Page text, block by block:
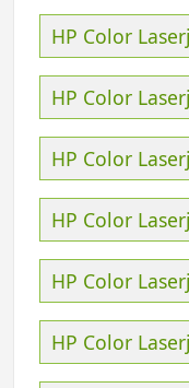
HP Color
HP Color
HP Color
HP Color
HP Color
HP Color